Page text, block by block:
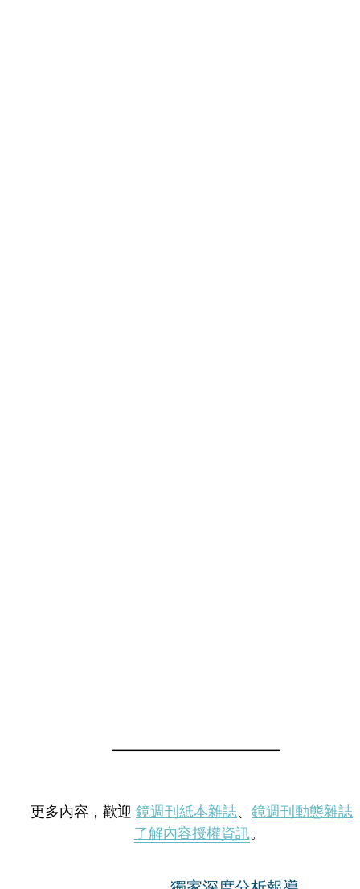
更多內容，歡迎 鏡週刊紙本雜誌、 鏡週刊動態雜誌
了解內容授權資訊。